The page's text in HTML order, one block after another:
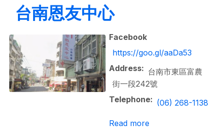
台南恩友中心
Facebook
https://goo.gl/aaDa53
Address
台南市東區富農
街一段242號
Telephone
(06) 268-1138
Read moreabout 台南恩友中